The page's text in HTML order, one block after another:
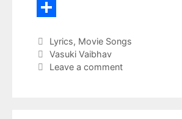
b
o
k
e
r
n
e
r
k
e
W
a
t
h
a
Lyrics, Movie Songs
Vasuki Vaibhav
Leave a comment